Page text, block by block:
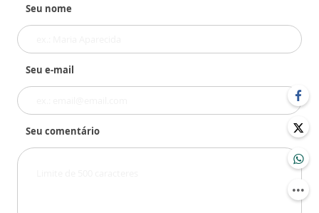
Seu nome
Seu e-mail
Seu comentário